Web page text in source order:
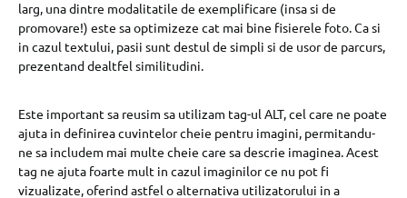
larg, una dintre modalitatile de exemplificare (insa si de
promovare!) este sa optimizeze cat mai bine fisierele foto. Ca si
in cazul textului, pasii sunt destul de simpli si de usor de parcurs,
prezentand dealtfel similitudini.
Este important sa reusim sa utilizam tag-ul ALT, cel care ne poate
ajuta in definirea cuvintelor cheie pentru imagini, permitandu-
ne sa includem mai multe cheie care sa descrie imaginea. Acest
tag ne ajuta foarte mult in cazul imaginilor ce nu pot fi
vizualizate, oferind astfel o alternativa utilizatorului in a